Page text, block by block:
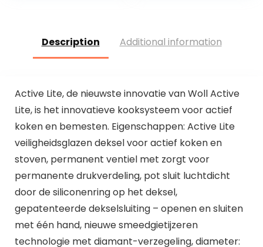
Description Additional information
Active Lite, de nieuwste innovatie van Woll Active
Lite, is het innovatieve kooksysteem voor actief
koken en bemesten. Eigenschappen: Active Lite
veiligheidsglazen deksel voor actief koken en
stoven, permanent ventiel met zorgt voor
permanente drukverdeling, pot sluit luchtdicht
door de siliconenring op het deksel,
gepatenteerde dekselsluiting – openen en sluiten
met één hand, nieuwe smeedgietijzeren
technologie met diamant-verzegeling, diameter: